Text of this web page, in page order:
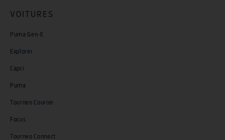
VOITURES
Puma Gen-E
Explorer
Capri
Puma
Tourneo Courier
Focus
Tourneo Connect